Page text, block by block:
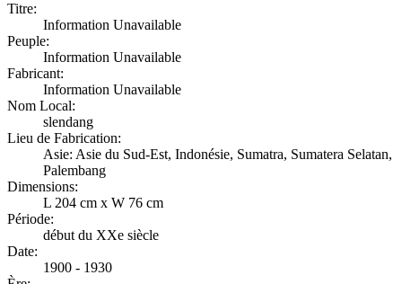
Titre:
Information Unavailable
Peuple:
Information Unavailable
Fabricant:
Information Unavailable
Nom Local:
slendang
Lieu de Fabrication:
Asie: Asie du Sud-Est, Indonésie, Sumatra, Sumatera Selatan,
Palembang
Dimensions:
L 204 cm x W 76 cm
Période:
début du XXe siècle
Date:
1900 - 1930